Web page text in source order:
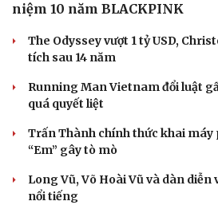
Văn hóa
Sân khấu - Điện ảnh
Âm nhạc
Di sản
Giải
Sao
niệm 10 năm BLACKPINK
The Odyssey vượt 1 tỷ USD,
tích sau 14 năm
Running Man Vietnam đổi luật
quá quyết liệt
Trấn Thành chính thức khai máy
“Em” gây tò mò
Long Vũ, Võ Hoài Vũ và dàn diễn
nổi tiếng